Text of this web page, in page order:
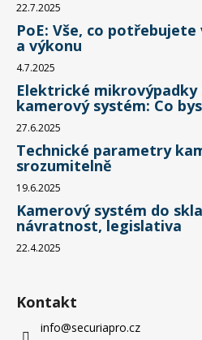
22.7.2025
PoE: Vše, co
a výkonu
4.7.2025
Elektrické mikrovýpadky
kamerový systém: Co
27.6.2025
Technické parametry
srozumitelně
19.6.2025
Kamerový systém do
návratnost, legislativa
22.4.2025
Kontakt
info@securiapro.cz